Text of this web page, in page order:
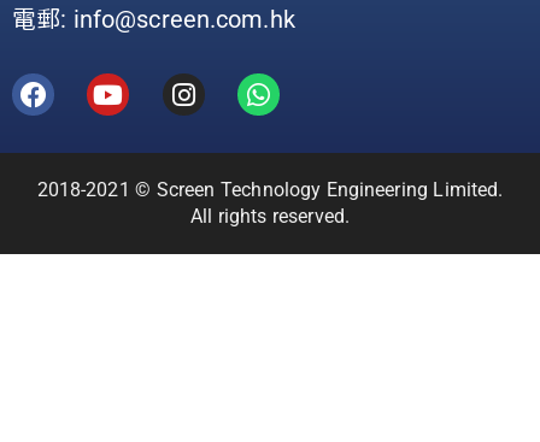
電郵: info@screen.com.hk
2018-2021 © Screen Technology Engineering Limited.
All rights reserved.